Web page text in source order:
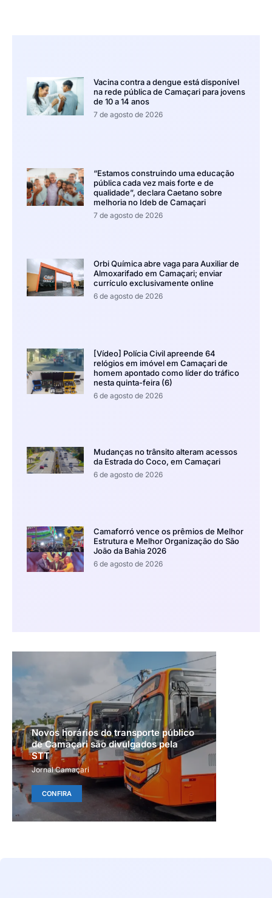
Vacina contra a dengue está disponível
na rede pública de Camaçari para jovens
de 10 a 14 anos
7 de agosto de 2026
“Estamos construindo uma educação
pública cada vez mais forte e de
qualidade”, declara Caetano sobre
melhoria no Ideb de Camaçari
7 de agosto de 2026
Orbi Química abre vaga para Auxiliar de
Almoxarifado em Camaçari; enviar
currículo exclusivamente online
6 de agosto de 2026
[Vídeo] Polícia Civil apreende 64
relógios em imóvel em Camaçari de
homem apontado como líder do tráfico
nesta quinta-feira (6)
6 de agosto de 2026
Mudanças no trânsito alteram acessos
da Estrada do Coco, em Camaçari
6 de agosto de 2026
Camaforró vence os prêmios de Melhor
Estrutura e Melhor Organização do São
João da Bahia 2026
6 de agosto de 2026
Novos horários do transporte público
de Camaçari são divulgados pela
STT
Jornal Camaçari
CONFIRA